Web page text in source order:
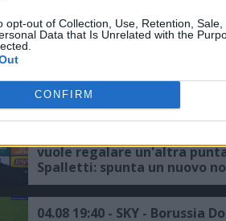
opt-out of Collection, Use, Retention,
Data that Is Unrelated with the
CONFIRM
Manchester United apre al
vuole regalare un'altra
Spalletti: spunta un nuovo
Germania
04.08 19:40 - SKY - Borussia